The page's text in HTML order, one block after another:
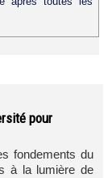
pour
fondements du
à la lumière de